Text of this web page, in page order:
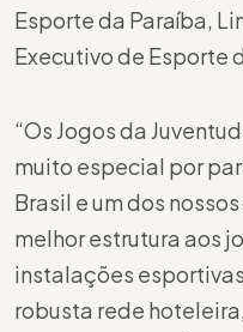
Esporte da Paraíba,
Executivo de Esporte
“Os Jogos da
muito especial por
Brasil e um dos
melhor estrutura aos
instalações
robusta rede